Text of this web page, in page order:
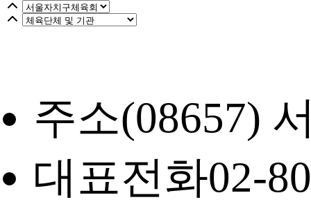
주소(08657)
대표전화02-